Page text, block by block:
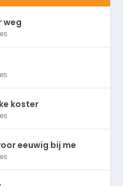
weg
koster
eeuwig bij me